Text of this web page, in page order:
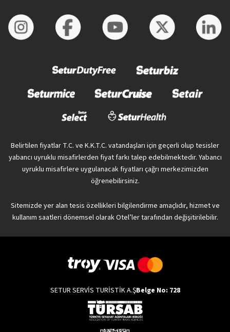
Belirtilen fiyatlar T.C. ve K.K.T.C. vatandaşları için geçerli olup tesisler
yabancı uyruklu misafirlerden fiyat farkı talep edebilmektedir. Yabancı
uyruklu misafirlere uygulanacak fiyatları çağrı merkezimizden
öğrenebilirsiniz.
Sitemizde yer alan tesis özellikleri bilgilendirme amaçlıdır, hizmet ve
kullanım saatleri dönemsel olarak Otel’ler tarafından değişitirilebilir.
SETUR SERVİS TURİSTİK A.ŞBelge No: 728